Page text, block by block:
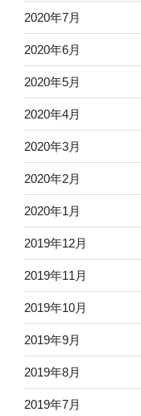
2020年7月
2020年6月
2020年5月
2020年4月
2020年3月
2020年2月
2020年1月
2019年12月
2019年11月
2019年10月
2019年9月
2019年8月
2019年7月